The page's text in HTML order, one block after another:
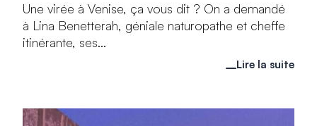
Une virée à Venise, ça vous dit ? On a demandé
à Lina Benetterah, géniale naturopathe et cheffe
itinérante, ses...
Lire la suite